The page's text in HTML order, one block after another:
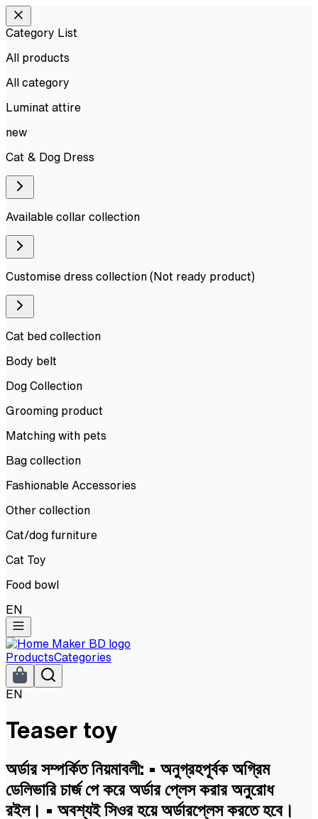
Category List
All products
All category
Luminat attire
new
Cat & Dog Dress
Available collar collection
Customise dress collection (Not ready product)
Cat bed collection
Body belt
Dog Collection
Grooming product
Matching with pets
Bag collection
Fashionable Accessories
Other collection
Cat/dog furniture
Cat Toy
Food bowl
EN
ProductsCategories
EN
Teaser toy
অর্ডার সম্পর্কিত নিয়মাবলী: • অনুগ্রহপূর্বক অগ্রিম
ডেলিভারি চার্জ পে করে অর্ডার প্লেস করার অনুরোধ
রইল। • অবশ্যই সিওর হয়ে অর্ডারপ্লেস করতে হবে।